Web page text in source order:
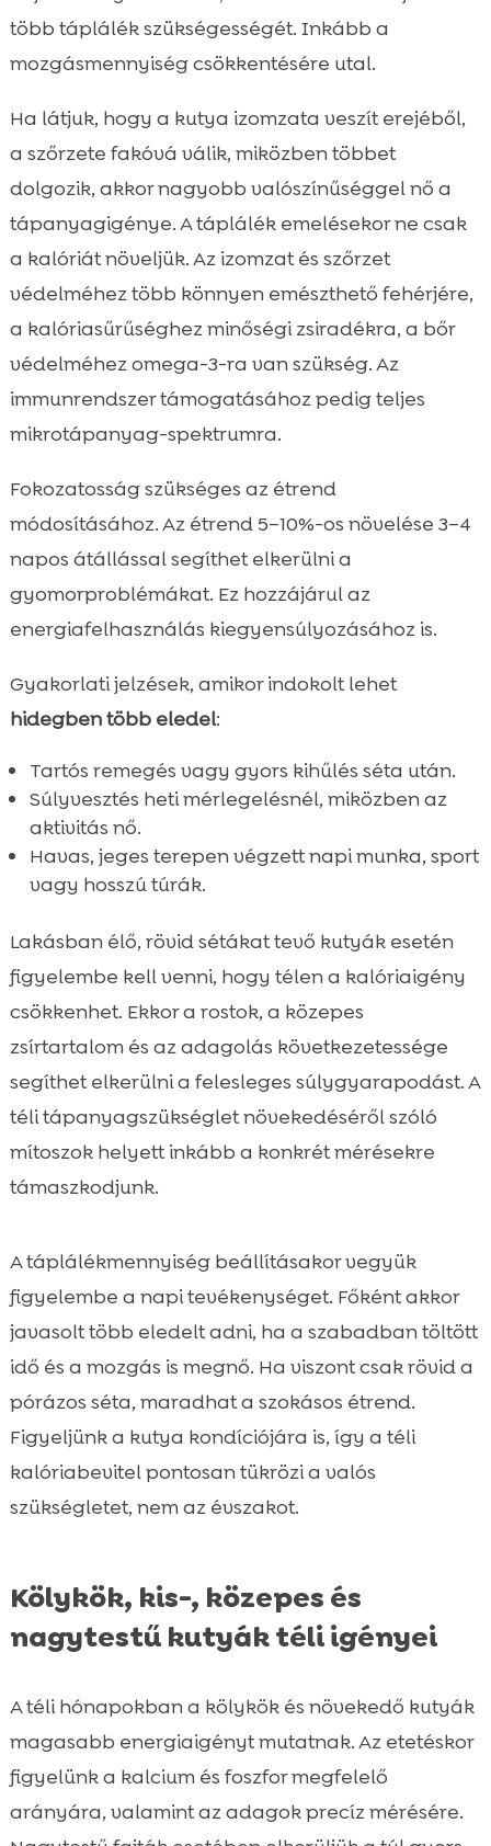
több táplálék szükségességét. Inkább a
mozgásmennyiség csökkentésére utal.
Ha látjuk, hogy a kutya izomzata veszít erejéből,
a szőrzete fakóvá válik, miközben többet
dolgozik, akkor nagyobb valószínűséggel nő a
tápanyagigénye. A táplálék emelésekor ne csak
a kalóriát növeljük. Az izomzat és szőrzet
védelméhez több könnyen emészthető fehérjére,
a kalóriasűrűséghez minőségi zsiradékra, a bőr
védelméhez omega-3-ra van szükség. Az
immunrendszer támogatásához pedig teljes
mikrotápanyag-spektrumra.
Fokozatosság szükséges az étrend
módosításához. Az étrend 5–10%-os növelése 3–4
napos átállással segíthet elkerülni a
gyomorproblémákat. Ez hozzájárul az
energiafelhasználás kiegyensúlyozásához is.
Gyakorlati jelzések, amikor indokolt lehet
hidegben több eledel:
Tartós remegés vagy gyors kihűlés séta után.
Súlyvesztés heti mérlegelésnél, miközben az
aktivitás nő.
Havas, jeges terepen végzett napi munka, sport
vagy hosszú túrák.
Lakásban élő, rövid sétákat tevő kutyák esetén
figyelembe kell venni, hogy télen a kalóriaigény
csökkenhet. Ekkor a rostok, a közepes
zsírtartalom és az adagolás következetessége
segíthet elkerülni a felesleges súlygyarapodást. A
téli tápanyagszükséglet növekedéséről szóló
mítoszok helyett inkább a konkrét mérésekre
támaszkodjunk.
A táplálékmennyiség beállításakor vegyük
figyelembe a napi tevékenységet. Főként akkor
javasolt több eledelt adni, ha a szabadban töltött
idő és a mozgás is megnő. Ha viszont csak rövid a
pórázos séta, maradhat a szokásos étrend.
Figyeljünk a kutya kondíciójára is, így a téli
kalóriabevitel pontosan tükrözi a valós
szükségletet, nem az évszakot.
Kölykök, kis-, közepes és
nagytestű kutyák téli igényei
A téli hónapokban a kölykök és növekedő kutyák
magasabb energiaigényt mutatnak. Az etetéskor
figyelünk a kalcium és foszfor megfelelő
arányára, valamint az adagok precíz mérésére.